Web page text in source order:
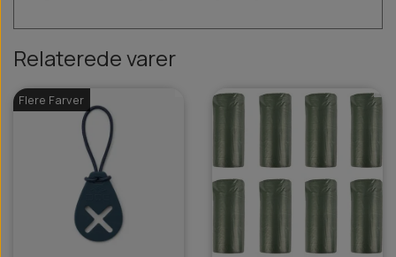
Relaterede varer
Flere Farver